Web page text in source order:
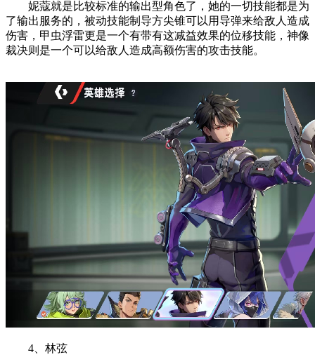
妮蔻就是比较标准的输出型角色了，她的一切技能都是为
了输出服务的，被动技能制导方尖锥可以用导弹来给敌人造成
伤害，甲虫浮雷更是一个有带有这减益效果的位移技能，神像
裁决则是一个可以给敌人造成高额伤害的攻击技能。
4、林弦